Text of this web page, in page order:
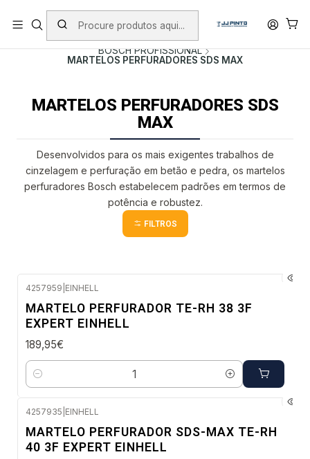
PORTES INCLUÍDOS EM ENCOMENDAS +75€ (excepto ilhas)
Início PRODUTOS
FERRAMENTAS COM FIO
BOSCH PROFISSIONAL
MARTELOS PERFURADORES SDS MAX
MARTELOS PERFURADORES SDS
MAX
Desenvolvidos para os mais exigentes trabalhos de
cinzelagem e perfuração em betão e pedra, os martelos
perfuradores Bosch estabelecem padrões em termos de
potência e robustez.
FILTROS
4257959 EINHELL
MARTELO PERFURADOR TE-RH 38 3F
EXPERT EINHELL
189,95€
Quantidade
4257935 EINHELL
MARTELO PERFURADOR SDS-MAX TE-RH
40 3F EXPERT EINHELL